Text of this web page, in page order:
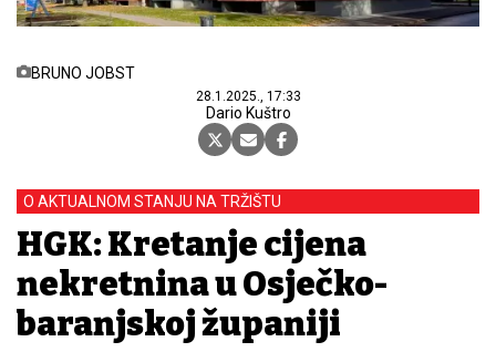
BRUNO JOBST
28.1.2025., 17:33
Dario Kuštro
O AKTUALNOM STANJU NA TRŽIŠTU
HGK: Kretanje cijena
nekretnina u Osječko-
baranjskoj županiji